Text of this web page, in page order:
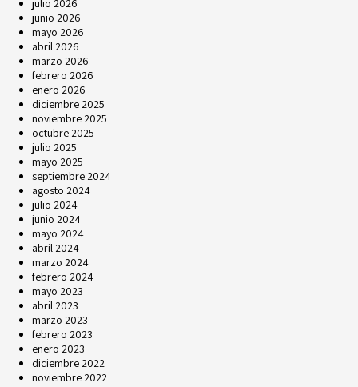
julio 2026
junio 2026
mayo 2026
abril 2026
marzo 2026
febrero 2026
enero 2026
diciembre 2025
noviembre 2025
octubre 2025
julio 2025
mayo 2025
septiembre 2024
agosto 2024
julio 2024
junio 2024
mayo 2024
abril 2024
marzo 2024
febrero 2024
mayo 2023
abril 2023
marzo 2023
febrero 2023
enero 2023
diciembre 2022
noviembre 2022